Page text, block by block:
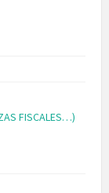
FISCALES…)